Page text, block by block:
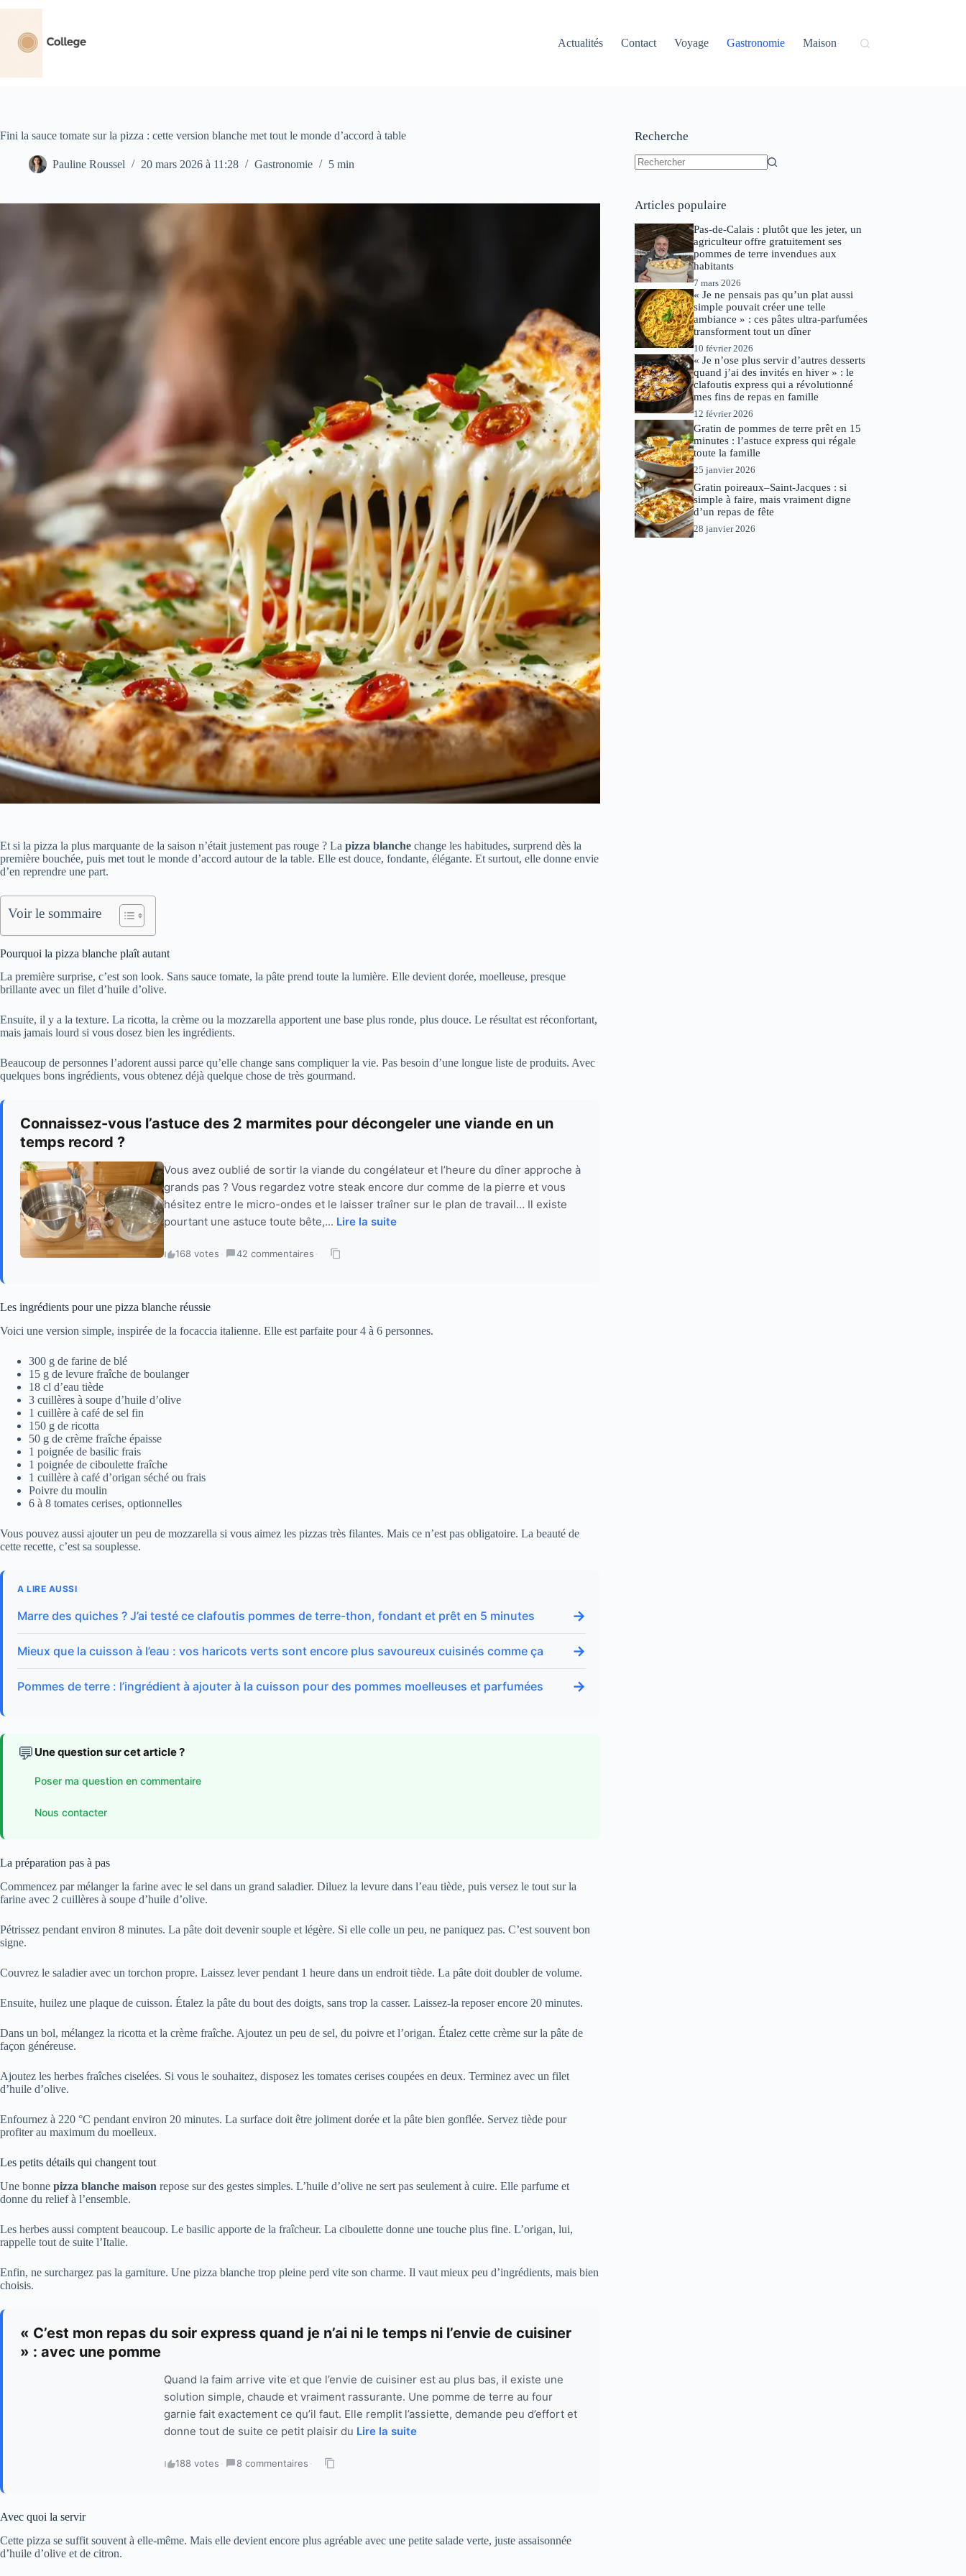
contenu
Actualités
Contact Voyage Gastronomie Maison
Fini la sauce tomate sur la pizza : cette version blanche met tout le monde d’accord à table
Pauline Roussel 20 mars 2026 à 11:28 Gastronomie 5 min
Et si la pizza la plus marquante de la saison n’était justement pas rouge ? La pizza blanche change les habitudes, surprend dès la
première bouchée, puis met tout le monde d’accord autour de la table. Elle est douce, fondante, élégante. Et surtout, elle donne envie
d’en reprendre une part.
Voir le sommaire
Pourquoi la pizza blanche plaît autant
La première surprise, c’est son look. Sans sauce tomate, la pâte prend toute la lumière. Elle devient dorée, moelleuse, presque
brillante avec un filet d’huile d’olive.
Ensuite, il y a la texture. La ricotta, la crème ou la mozzarella apportent une base plus ronde, plus douce. Le résultat est réconfortant,
mais jamais lourd si vous dosez bien les ingrédients.
Beaucoup de personnes l’adorent aussi parce qu’elle change sans compliquer la vie. Pas besoin d’une longue liste de produits. Avec
quelques bons ingrédients, vous obtenez déjà quelque chose de très gourmand.
Connaissez-vous l’astuce des 2 marmites pour décongeler une viande en un
temps record ?
Vous avez oublié de sortir la viande du congélateur et l’heure du dîner approche à
grands pas ? Vous regardez votre steak encore dur comme de la pierre et vous
hésitez entre le micro-ondes et le laisser traîner sur le plan de travail… Il existe
pourtant une astuce toute bête,... Lire la suite
168 votes · 42 commentaires ·
Les ingrédients pour une pizza blanche réussie
Voici une version simple, inspirée de la focaccia italienne. Elle est parfaite pour 4 à 6 personnes.
300 g de farine de blé
15 g de levure fraîche de boulanger
18 cl d’eau tiède
3 cuillères à soupe d’huile d’olive
1 cuillère à café de sel fin
150 g de ricotta
50 g de crème fraîche épaisse
1 poignée de basilic frais
1 poignée de ciboulette fraîche
1 cuillère à café d’origan séché ou frais
Poivre du moulin
6 à 8 tomates cerises, optionnelles
Vous pouvez aussi ajouter un peu de mozzarella si vous aimez les pizzas très filantes. Mais ce n’est pas obligatoire. La beauté de
cette recette, c’est sa souplesse.
A LIRE AUSSI
Marre des quiches ? J’ai testé ce clafoutis pommes de terre-thon, fondant et prêt en 5 minutes →
Mieux que la cuisson à l’eau : vos haricots verts sont encore plus savoureux cuisinés comme ça →
Pommes de terre : l’ingrédient à ajouter à la cuisson pour des pommes moelleuses et parfumées →
💬 Une question sur cet article ?
Poser ma question en commentaire
Nous contacter
La préparation pas à pas
Commencez par mélanger la farine avec le sel dans un grand saladier. Diluez la levure dans l’eau tiède, puis versez le tout sur la
farine avec 2 cuillères à soupe d’huile d’olive.
Pétrissez pendant environ 8 minutes. La pâte doit devenir souple et légère. Si elle colle un peu, ne paniquez pas. C’est souvent bon
signe.
Couvrez le saladier avec un torchon propre. Laissez lever pendant 1 heure dans un endroit tiède. La pâte doit doubler de volume.
Ensuite, huilez une plaque de cuisson. Étalez la pâte du bout des doigts, sans trop la casser. Laissez-la reposer encore 20 minutes.
Dans un bol, mélangez la ricotta et la crème fraîche. Ajoutez un peu de sel, du poivre et l’origan. Étalez cette crème sur la pâte de
façon généreuse.
Ajoutez les herbes fraîches ciselées. Si vous le souhaitez, disposez les tomates cerises coupées en deux. Terminez avec un filet
d’huile d’olive.
Enfournez à 220 °C pendant environ 20 minutes. La surface doit être joliment dorée et la pâte bien gonflée. Servez tiède pour
profiter au maximum du moelleux.
Les petits détails qui changent tout
Une bonne pizza blanche maison repose sur des gestes simples. L’huile d’olive ne sert pas seulement à cuire. Elle parfume et
donne du relief à l’ensemble.
Les herbes aussi comptent beaucoup. Le basilic apporte de la fraîcheur. La ciboulette donne une touche plus fine. L’origan, lui,
rappelle tout de suite l’Italie.
Enfin, ne surchargez pas la garniture. Une pizza blanche trop pleine perd vite son charme. Il vaut mieux peu d’ingrédients, mais bien
choisis.
« C’est mon repas du soir express quand je n’ai ni le temps ni l’envie de cuisiner
» : avec une pomme
Quand la faim arrive vite et que l’envie de cuisiner est au plus bas, il existe une
solution simple, chaude et vraiment rassurante. Une pomme de terre au four
garnie fait exactement ce qu’il faut. Elle remplit l’assiette, demande peu d’effort et
donne tout de suite ce petit plaisir du Lire la suite
188 votes · 8 commentaires ·
Avec quoi la servir
Cette pizza se suffit souvent à elle-même. Mais elle devient encore plus agréable avec une petite salade verte, juste assaisonnée
d’huile d’olive et de citron.
Recherche
Articles populaire
Pas-de-Calais : plutôt que les jeter, un
agriculteur offre gratuitement ses
pommes de terre invendues aux
habitants
7 mars 2026
« Je ne pensais pas qu’un plat aussi
simple pouvait créer une telle
ambiance » : ces pâtes ultra-parfumées
transforment tout un dîner
10 février 2026
« Je n’ose plus servir d’autres desserts
quand j’ai des invités en hiver » : le
clafoutis express qui a révolutionné
mes fins de repas en famille
12 février 2026
Gratin de pommes de terre prêt en 15
minutes : l’astuce express qui régale
toute la famille
25 janvier 2026
Gratin poireaux–Saint-Jacques : si
simple à faire, mais vraiment digne
d’un repas de fête
28 janvier 2026